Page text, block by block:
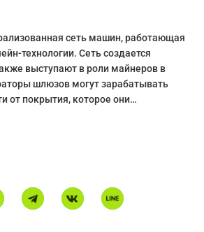
сеть машин, работающая
технологии. Сеть создается
выступают в роли майнеров в
шлюзов могут зарабатывать
от покрытия, которое они
подключающихся к их шлюзу.
Хотспоты зарабатывают,
подключаются к интернету через